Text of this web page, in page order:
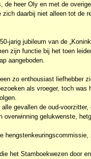
de heer Oly en met de
zich daarbij niet alleen tot de
jarig jubileum van de
zijn functie bij het toen
aangeboden.
zo enthousiast liefhebber
als vroeger, toch was
gevallen de oud-
gelukwenste,
het Stamboekwezen door